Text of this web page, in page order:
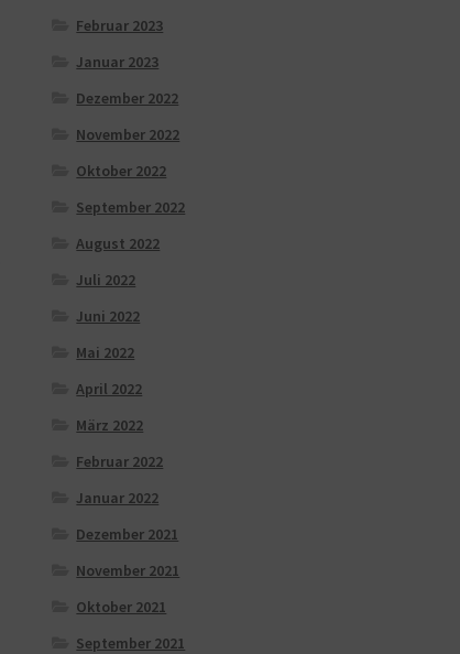
Februar 2023
Januar 2023
Dezember 2022
November 2022
Oktober 2022
September 2022
August 2022
Juli 2022
Juni 2022
Mai 2022
April 2022
März 2022
Februar 2022
Januar 2022
Dezember 2021
November 2021
Oktober 2021
September 2021